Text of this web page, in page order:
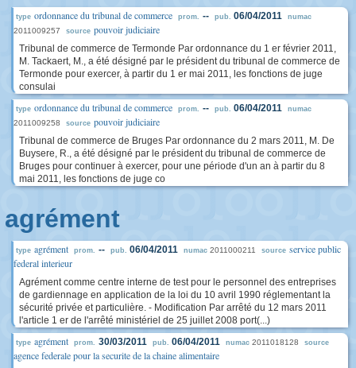
type ordonnance du tribunal de commerce prom. -- pub. 06/04/2011 numac
2011009257 source pouvoir judiciaire
Tribunal de commerce de Termonde Par ordonnance du 1 er février 2011,
M. Tackaert, M., a été désigné par le président du tribunal de commerce de
Termonde pour exercer, à partir du 1 er mai 2011, les fonctions de juge
consulai
type ordonnance du tribunal de commerce prom. -- pub. 06/04/2011 numac
2011009258 source pouvoir judiciaire
Tribunal de commerce de Bruges Par ordonnance du 2 mars 2011, M. De
Buysere, R., a été désigné par le président du tribunal de commerce de
Bruges pour continuer à exercer, pour une période d'un an à partir du 8
mai 2011, les fonctions de juge co
agrément
type agrément prom. -- pub. 06/04/2011 numac 2011000211 source service public
federal interieur
Agrément comme centre interne de test pour le personnel des entreprises
de gardiennage en application de la loi du 10 avril 1990 réglementant la
sécurité privée et particulière. - Modification Par arrêté du 12 mars 2011
l'article 1 er de l'arrêté ministériel de 25 juillet 2008 port(...)
type agrément prom. 30/03/2011 pub. 06/04/2011 numac 2011018128 source
agence federale pour la securite de la chaine alimentaire